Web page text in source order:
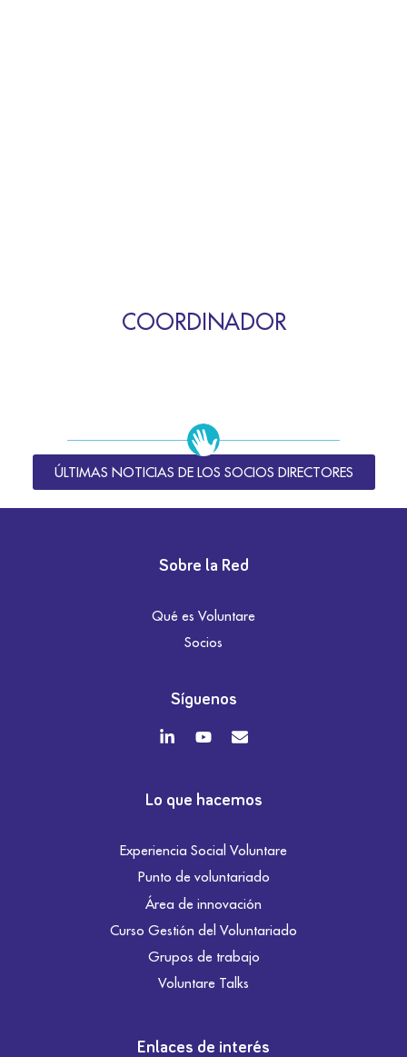
COORDINADOR
ÚLTIMAS NOTICIAS DE LOS SOCIOS DIRECTORES
Sobre la Red
Qué es Voluntare
Socios
Síguenos
Lo que hacemos
Experiencia Social Voluntare
Punto de voluntariado
Área de innovación
Curso Gestión del Voluntariado
Grupos de trabajo
Voluntare Talks
Enlaces de interés